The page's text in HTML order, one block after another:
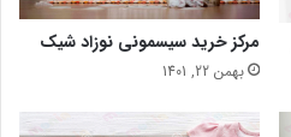
مرکز خرید سیسمونی نوزاد شیک
بهمن 22, 1401